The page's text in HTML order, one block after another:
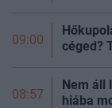
09:00
céged?
08:57
Nem áll
hiába